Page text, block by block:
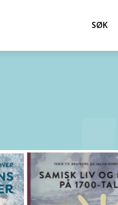
Søk